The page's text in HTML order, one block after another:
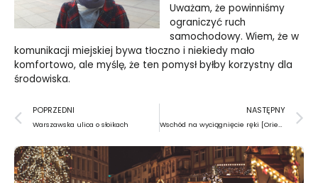
Uważam, że powinniśmy
ograniczyć ruch
samochodowy. Wiem, że w
komunikacji miejskiej bywa tłoczno i niekiedy mało
komfortowo, ale myślę, że ten pomysł byłby korzystny dla
środowiska.
Prev
POPRZEDNI
Warszawska ulica o słoikach
NASTĘPNY
Wschód na wyciągnięcie ręki [Orientalia 2019]